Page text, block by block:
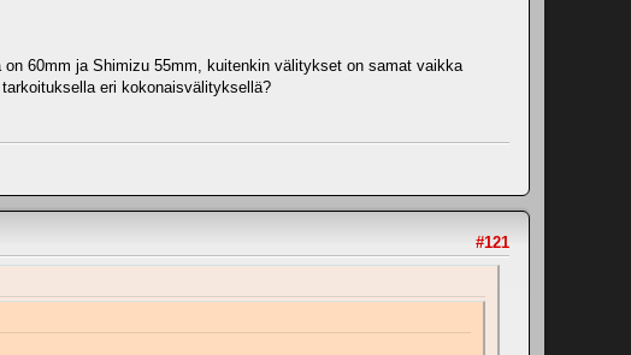
60mm ja Shimizu 55mm, kuitenkin välitykset on samat vaikka
eri kokonaisvälityksellä?
#121